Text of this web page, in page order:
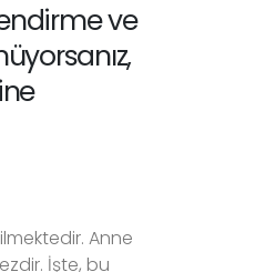
ve
Anne
İşte, bu